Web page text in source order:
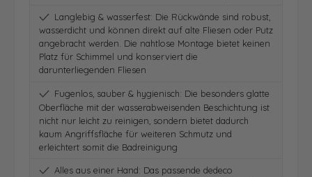
Langlebig & wasserfest: Die Rückwände sind robust,
wasserdicht und können direkt auf alte Fliesen oder Putz
angebracht werden. Die nahtlose Montage bietet keinen
Platz für Schimmel und konserviert die
darunterliegenden Fliesen
Fugenlos, sauber & hygienisch: Die besonders glatte
Oberfläche mit der wasserabweisenden Beschichtung ist
nicht nur leicht zu reinigen, sondern bietet dadurch
kaum Angriffsfläche für weiteren Schmutz und
erleichtert somit die Badreinigung
Alles aus einer Hand: Das passende dedeco